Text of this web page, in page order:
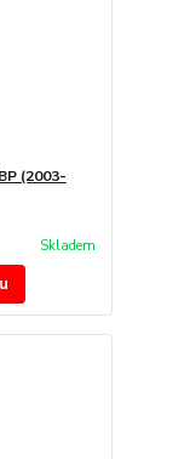
(2003-
Skladem